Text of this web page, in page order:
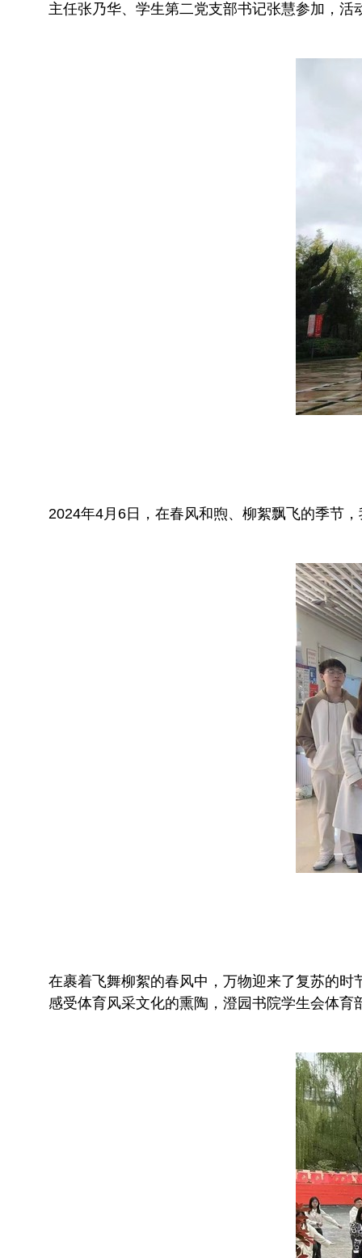
主任张乃华、学生第二党支部书记张慧参加，活
2024年4月6日，在春风和煦、柳絮飘飞的季节
在裹着飞舞柳絮的春风中，万物迎来了复苏的时
感受体育风采文化的熏陶，澄园书院学生会体